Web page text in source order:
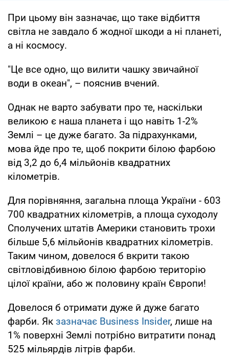
При цьому він зазначає, що таке відбиття
світла не завдало б жодної шкоди а ні планеті,
а ні космосу.
"Це все одно, що вилити чашку звичайної
води в океан", – пояснив вчений.
Однак не варто забувати про те, наскільки
великою є наша планета і що навіть 1-2%
Землі – це дуже багато. За підрахунками,
мова йде про те, щоб покрити білою фарбою
від 3,2 до 6,4 мільйонів квадратних
кілометрів.
Для порівняння, загальна площа України - 603
700 квадратних кілометрів, а площа суходолу
Сполучених штатів Америки становить трохи
більше 5,6 мільйонів квадратних кілометрів.
Таким чином, довелося б вкрити такою
світловідбивною білою фарбою територію
цілої країни, або ж половину країн Європи!
Довелося б отримати дуже й дуже багато
фарби. Як зазначає Business Insider, лише на
1% поверхні Землі потрібно витратити понад
525 мільярдів літрів фарби.